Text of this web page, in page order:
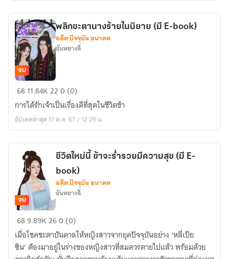
E-
book)
พลิก
ชะตา
นาง
ร้าย
นิยาย
(มี
book)
จบ
พลิกชะตานางร้ายในนิยาย (มี E-book)
อดีต ปัจจุบัน อนาคต
อันหยางลี่
6811.84K220 (0)
การได้รักเจ้าเป็นเรื่องดีที่สุดในชีวิตข้า
อัปเดตล่าสุด 17 ต.ค. 67 / 12:26 น.
ชีวิต
ใหม่
นี้
ข้า
จบ
ชีวิตใหม่นี้ ข้าจะร่ำรวยมีความสุข (มี E-
book)
อดีต ปัจจุบัน อนาคต
อันหยางลี่
689.89K260 (0)
เมื่อโชคชะตาบันดาลให้หญิงสาวจากยุคปัจจุบันอย่าง ‘หลี่เป้ย
ซิน’ ต้องมาอยู่ในร่างของหญิงสาวที่สมควรตายไปแล้ว พร้อมด้วย